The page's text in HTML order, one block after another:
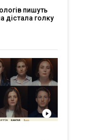
пишуть
дістала голку